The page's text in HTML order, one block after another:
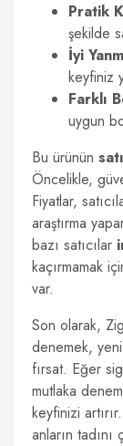
Pratik
şekilde
İyi
keyfiniz
Farklı
uygun
Bu ürünün
Öncelikle,
Fiyatlar,
araştırma
bazı satıcılar
kaçırmamak
var.
Son olarak,
denemek,
fırsat. Eğer
mutlaka
keyfinizi
anların tadını